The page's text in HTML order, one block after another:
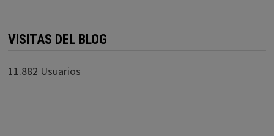
VISITAS DEL BLOG
11.882 Usuarios